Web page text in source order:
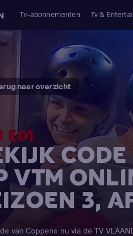
Tv-abonnementen Tv &
naar overzicht
E01
VTM
3,
van Coppens nu via de TV